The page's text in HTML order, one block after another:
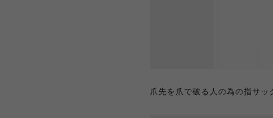
爪先を爪で破る人の為の指サッ